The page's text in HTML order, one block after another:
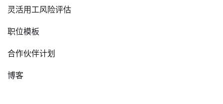
灵活用工风险评估
职位模板
合作伙伴计划
博客